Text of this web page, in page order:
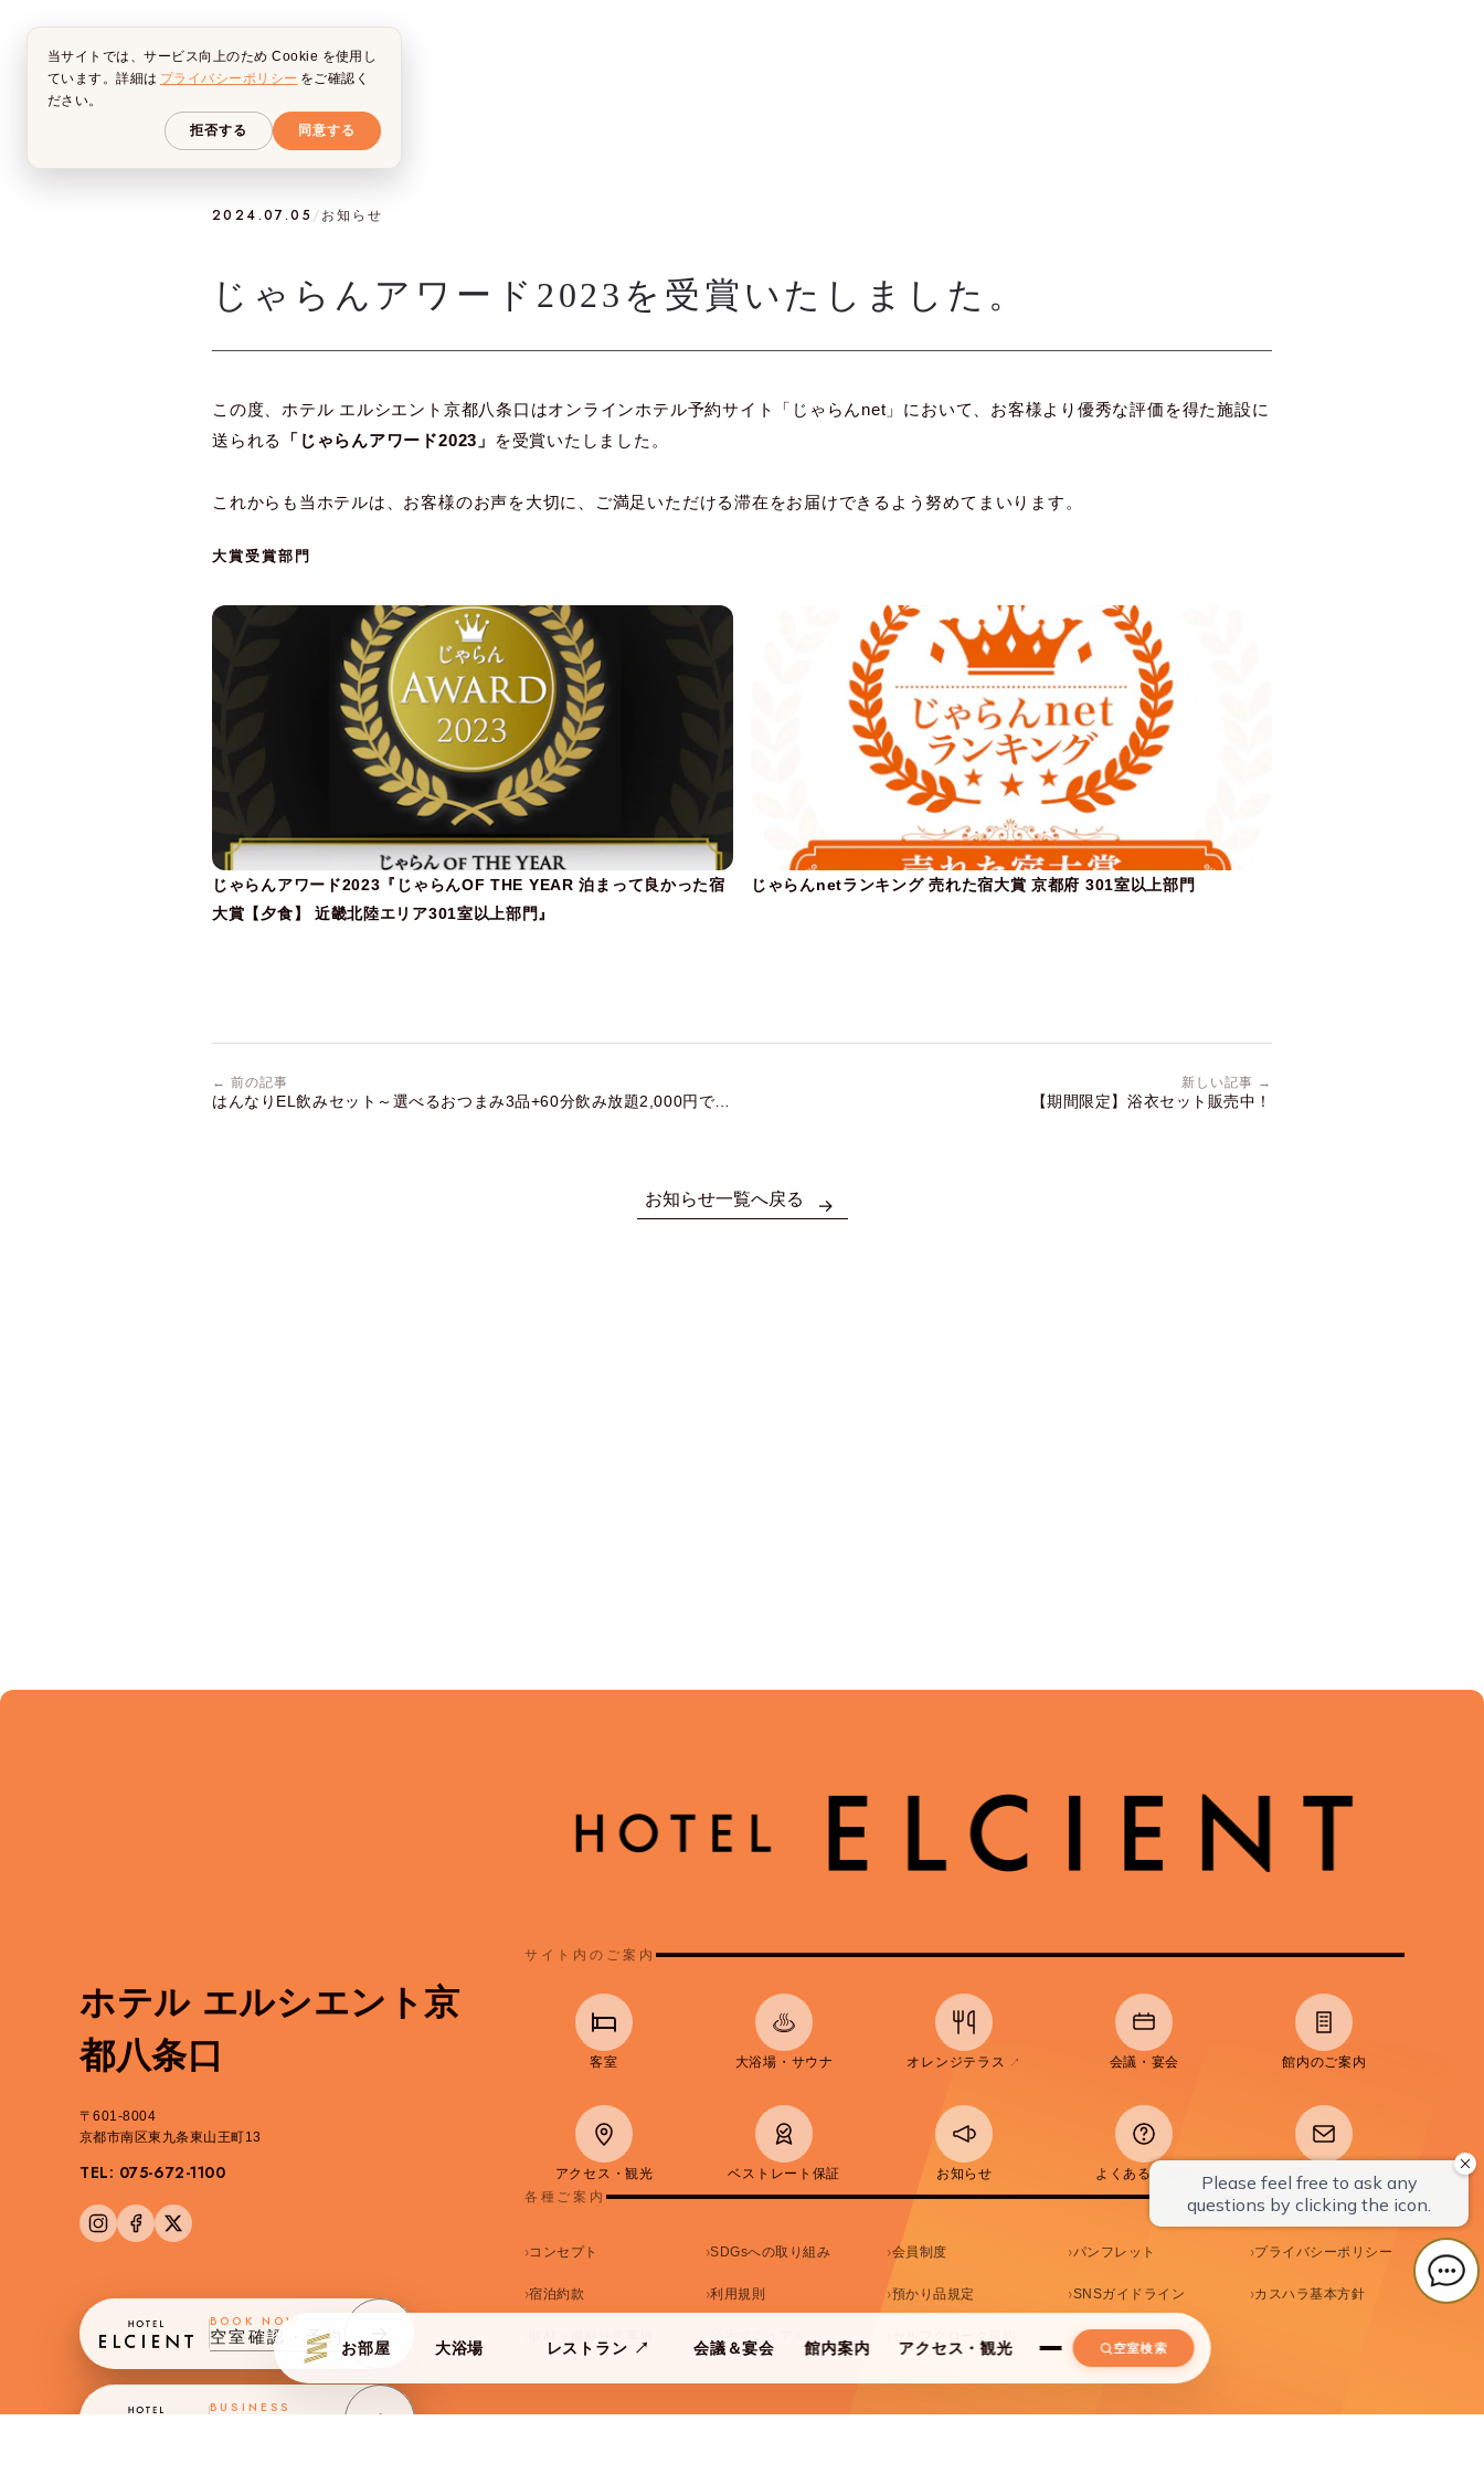
空室検索
お部屋 大浴場 レストラン ↗ 会議＆宴会 館内案内 アクセス・観光
2024.07.05 / お知らせ
じゃらんアワード2023を受賞いたしました。
この度、ホテル エルシエント京都八条口はオンラインホテル予約サイト「じゃらんnet」において、お客様より優秀な評価を得た施設に
送られる
「じゃらんアワード2023」 を受賞いたしました。
これからも当ホテルは、お客様のお声を大切に、ご満足いただける滞在をお届けできるよう努めてまいります。
大賞受賞部門
じゃらんアワード2023『じゃらんOF THE YEAR 泊まって良かった宿
大賞【夕食】 近畿北陸エリア301室以上部門』
じゃらんnetランキング 売れた宿大賞 京都府 301室以上部門
← 前の記事
はんなりEL飲みセット～選べるおつまみ3品+60分飲み放題2,000円でど
新しい記事 →
【期間限定】浴衣セット販売中！
お知らせ一覧へ戻る
ホテル エルシエント京
都八条口
〒601-8004
京都市南区東九条東山王町13
TEL: 075-672-1100
BOOK NOW
空室確認・予約
BUSINESS
サイト内のご案内
客室 大浴場・サウナ オレンジテラス ↗ 会議・宴会 館内のご案内
アクセス・観光 ベストレート保証 お知らせ よくあるご質問
お問い合わせ
各種ご案内
コンセプト SDGsへの取り組み 会員制度 パンフレット プライバシーポリシー
宿泊約款 利用規則 預かり品規定 SNSガイドライン カスハラ基本方針
当サイトでは、サービス向上のため Cookie を使用し
ています。詳細は プライバシーポリシー をご確認く
ださい。
拒否する
同意する